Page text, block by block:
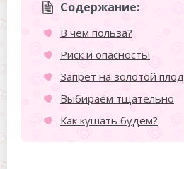
Содержание:
В чем польза?
Риск и опасность!
Запрет на золотой плод
Выбираем тщательно
Как кушать будем?